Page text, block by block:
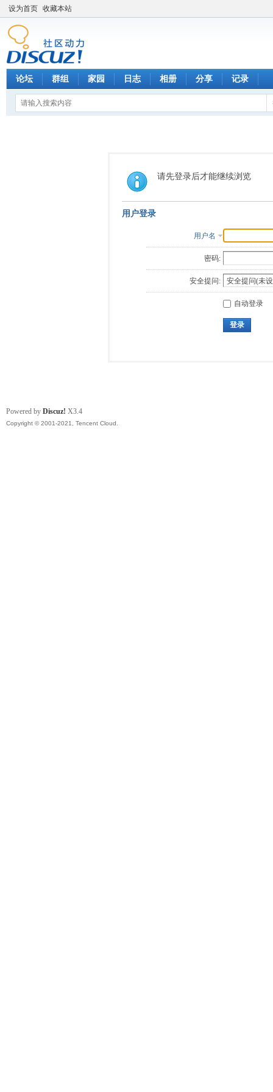
设为首页 收藏本站
论坛 群组 家园 日志 相册 分享 记录
请先登录后才能继续浏览
用户登录
用户名
密码:
安全提问:
自动登录
登录
Powered by Discuz! X3.4
Copyright © 2001-2021, Tencent Cloud.